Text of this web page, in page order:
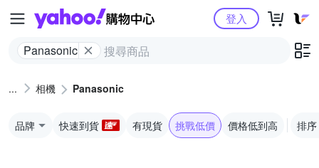
Yahoo購物中心
Panasonic
登入
相機 Panasonic
品牌 快速到貨 有現貨 挑戰低價 價格低到高 排序